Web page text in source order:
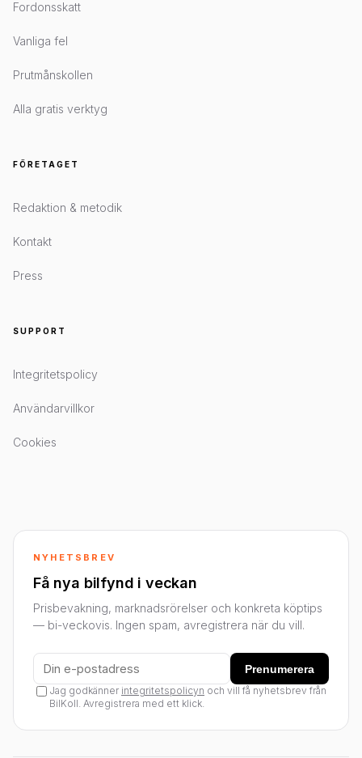
Fordonsskatt
Vanliga fel
Prutmånskollen
Alla gratis verktyg
FÖRETAGET
Redaktion & metodik
Kontakt
Press
SUPPORT
Integritetspolicy
Användarvillkor
Cookies
NYHETSBREV
Få nya bilfynd i veckan
Prisbevakning, marknadsrörelser och konkreta köptips
— bi-veckovis. Ingen spam, avregistrera när du vill.
Prenumerera
Jag godkänner integritetspolicyn och vill få nyhetsbrev från
BilKoll. Avregistrera med ett klick.